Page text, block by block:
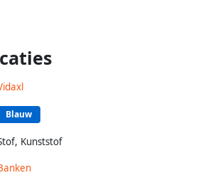
Blauw
, Kunststof